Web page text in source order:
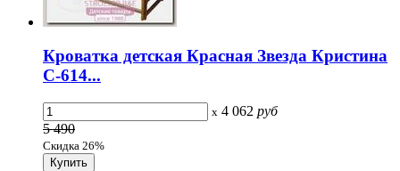
Кроватка детская Красная Звезда Кристина
С-614...
x 4 062 руб
5 490
Скидка 26%